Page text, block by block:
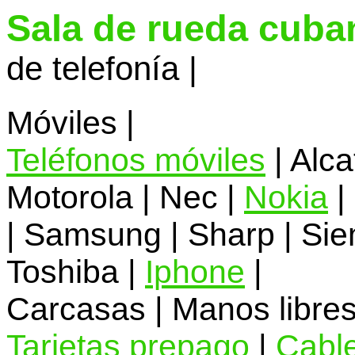
Sala de rueda
de telefonía |
Móviles |
Teléfonos móviles |
Motorola | Nec | Nokia
| Samsung | Sharp |
Toshiba | Iphone
Carcasas | Manos
Tarjetas prepago